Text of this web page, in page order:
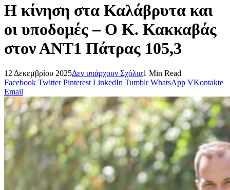
Η κίνηση στα Καλάβρυτα και
οι υποδομές – Ο Κ. Κακκαβάς
στον ΑΝΤ1 Πάτρας 105,3
12 Δεκεμβρίου 2025Δεν υπάρχουν Σχόλια1 Min Read
Facebook Twitter Pinterest LinkedIn Tumblr WhatsApp VKontakte
Email